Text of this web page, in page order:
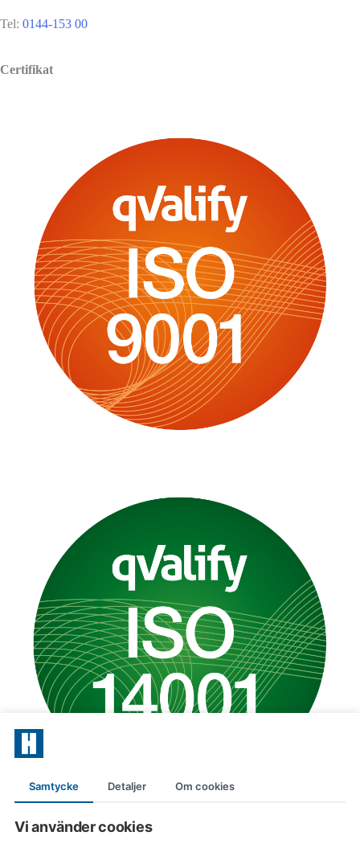
Samtycke Detaljer Om cookies
Vi använder cookies
Tel: 0144-153 00
Certifikat
Följ oss